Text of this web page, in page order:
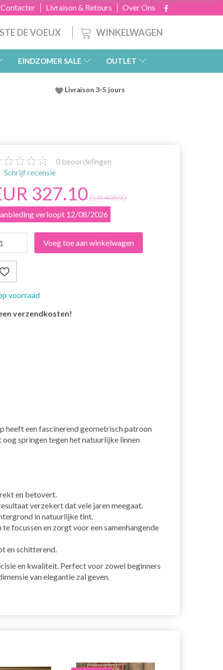
Over Ons
Livraison & Retours
WINKELWAGEN
DE VOEUX
EINDZOMER SALE OUTLET
Livraison 3-5 jours
0 beoordelingen
Schrijf recensie
327.10 EUR 408.90
verloopt 12/08/2026
Voeg toe aan winkelwagen
voorraad
verzendkosten!
heeft een fascinerend geometrisch patroon
springen tegen het natuurlijke linnen
en betovert.
verzekert dat vele jaren meegaat.
in natuurlijke tint.
focussen en zorgt voor een samenhangende
en schitterend.
en kwaliteit. Perfect voor zowel beginners
van elegantie zal geven.